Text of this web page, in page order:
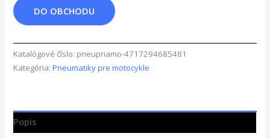
DO OBCHODU
Katalógové číslo: pneupriamo-4717294685481
Kategória:Pneumatiky pre motocykle
Popis